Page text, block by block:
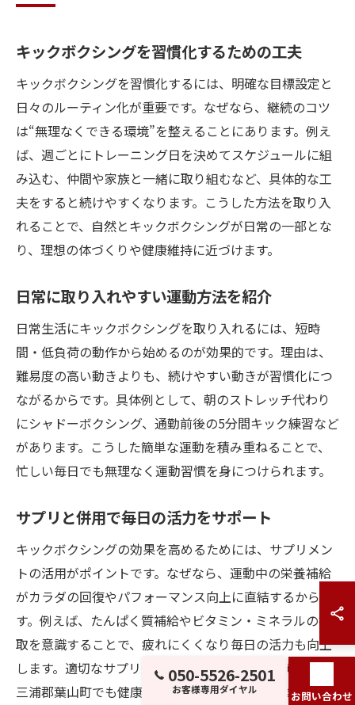
キックボクシングを習慣化するための工夫
キックボクシングを習慣化するには、明確な目標設定と
日々のルーティン化が重要です。なぜなら、継続のコツ
は“無理なくできる環境”を整えることにあります。例え
ば、週ごとにトレーニング日を決めてスケジュールに組
み込む、仲間や家族と一緒に取り組むなど、具体的な工
夫をすると続けやすくなります。こうした方法を取り入
れることで、自然とキックボクシングが日常の一部とな
り、理想の体づくりや健康維持に近づけます。
日常に取り入れやすい運動方法を紹介
日常生活にキックボクシングを取り入れるには、短時
間・低負荷の動作から始めるのが効果的です。理由は、
難易度の高い動きよりも、続けやすい動きが習慣化につ
ながるからです。具体例として、朝のストレッチ代わり
にシャドーボクシング、通勤前後の5分間キック練習など
があります。こうした簡単な運動を積み重ねることで、
忙しい毎日でも無理なく運動習慣を身につけられます。
サプリと併用で毎日の活力をサポート
キックボクシングの効果を高めるためには、サプリメン
トの活用がポイントです。なぜなら、運動中の栄養補給
がカラダの回復やパフォーマンス向上に直結するからで
す。例えば、たんぱく質補給やビタミン・ミネラルの摂
取を意識することで、疲れにくくなり毎日の活力も向上
します。適切なサプリ選びと併用で、神奈川県横浜市や
三浦郡葉山町でも健康的な体づくりが実現しやすくなり
050-5526-2501
お客様専用ダイヤル お問い合わせ